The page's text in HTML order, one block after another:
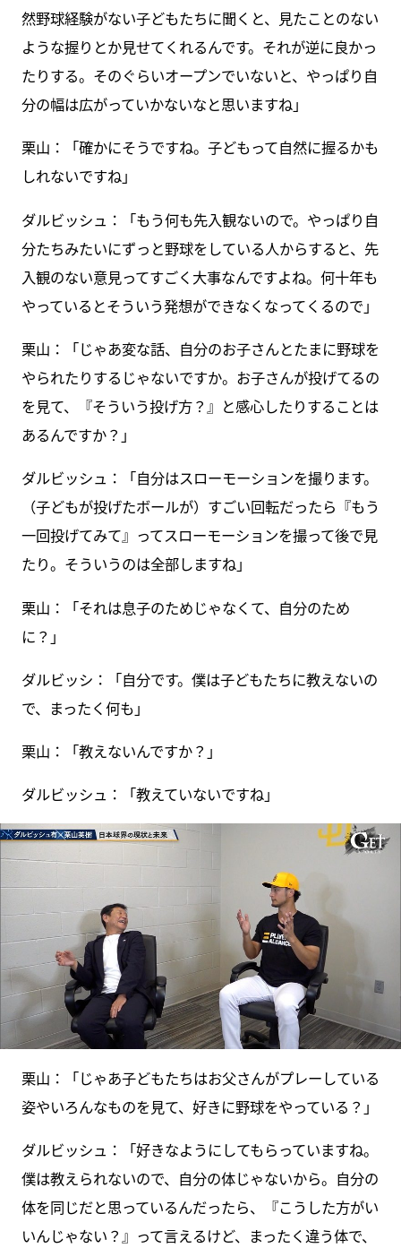
然野球経験がない子どもたちに聞くと、見たことのない
ような握りとか見せてくれるんです。それが逆に良かっ
たりする。そのぐらいオープンでいないと、やっぱり自
分の幅は広がっていかないなと思いますね」
栗山：「確かにそうですね。子どもって自然に握るかも
しれないですね」
ダルビッシュ：「もう何も先入観ないので。やっぱり自
分たちみたいにずっと野球をしている人からすると、先
入観のない意見ってすごく大事なんですよね。何十年も
やっているとそういう発想ができなくなってくるので」
栗山：「じゃあ変な話、自分のお子さんとたまに野球を
やられたりするじゃないですか。お子さんが投げてるの
を見て、『そういう投げ方？』と感心したりすることは
あるんですか？」
ダルビッシュ：「自分はスローモーションを撮ります。
（子どもが投げたボールが）すごい回転だったら『もう
一回投げてみて』ってスローモーションを撮って後で見
たり。そういうのは全部しますね」
栗山：「それは息子のためじゃなくて、自分のため
に？」
ダルビッシ：「自分です。僕は子どもたちに教えないの
で、まったく何も」
栗山：「教えないんですか？」
ダルビッシュ：「教えていないですね」
栗山：「じゃあ子どもたちはお父さんがプレーしている
姿やいろんなものを見て、好きに野球をやっている？」
ダルビッシュ：「好きなようにしてもらっていますね。
僕は教えられないので、自分の体じゃないから。自分の
体を同じだと思っているんだったら、『こうした方がい
いんじゃない？』って言えるけど、まったく違う体で、